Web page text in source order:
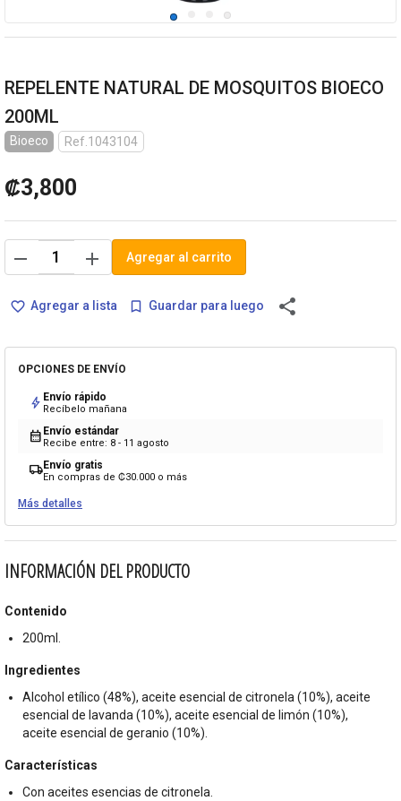
REPELENTE NATURAL DE MOSQUITOS BIOECO
200ML
Bioeco Ref.1043104
₡3,800
remove add Agregar al carrito
favorite_border Agregar a lista bookmark_border Guardar para luego share
OPCIONES DE ENVÍO
bolt Envío rápido
Recíbelo mañana
calendar_month Envío estándar
Recibe entre: 8 - 11 agosto
local_shippingEnvío gratis
En compras de ₡30.000 o más
Más detalles
INFORMACIÓN DEL PRODUCTO
Contenido
200ml.
Ingredientes
Alcohol etílico (48%), aceite esencial de citronela (10%), aceite
esencial de lavanda (10%), aceite esencial de limón (10%),
aceite esencial de geranio (10%).
Características
Con aceites esencias de citronela.